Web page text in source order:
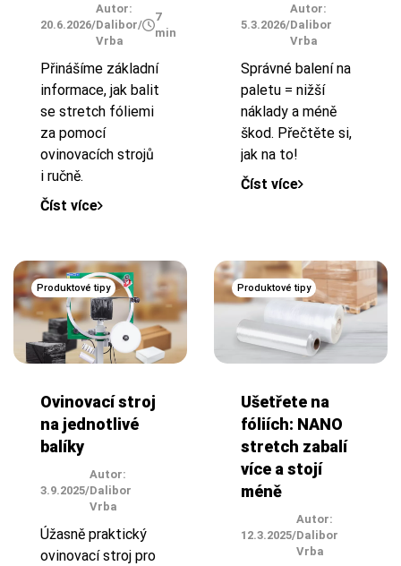
20.6.2026/
Autor:
Dalibor
Vrba
/
7
min
Přinášíme základní
informace, jak balit
se stretch fóliemi
za pomocí
ovinovacích strojů
i ručně.
Číst více
5.3.2026/
Autor:
Dalibor
Vrba
Správné balení na
paletu = nižší
náklady a méně
škod. Přečtěte si,
jak na to!
Číst více
Produktové tipy
Ovinovací stroj
na jednotlivé
balíky
3.9.2025/
Autor:
Dalibor
Vrba
Úžasně praktický
ovinovací stroj pro
Produktové tipy
Ušetřete na
fóliích: NANO
stretch zabalí
více a stojí
méně
12.3.2025/
Autor:
Dalibor
Vrba